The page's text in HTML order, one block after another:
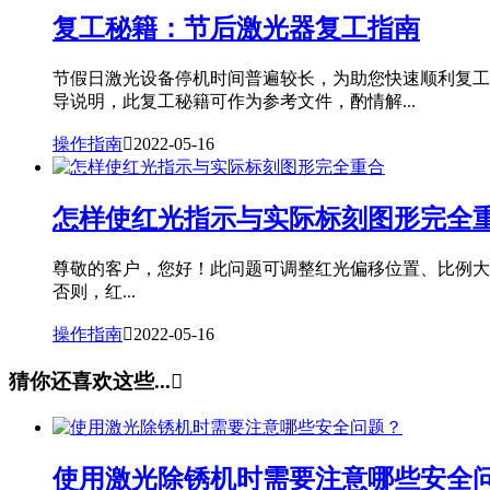
复工秘籍：节后激光器复工指南
节假日激光设备停机时间普遍较长，为助您快速顺利复
导说明，此复工秘籍可作为参考文件，酌情解...
操作指南2022-05-16
怎样使红光指示与实际标刻图形完全
尊敬的客户，您好！此问题可调整红光偏移位置、比例
否则，红...
操作指南2022-05-16
猜你还喜欢这些...
使用激光除锈机时需要注意哪些安全